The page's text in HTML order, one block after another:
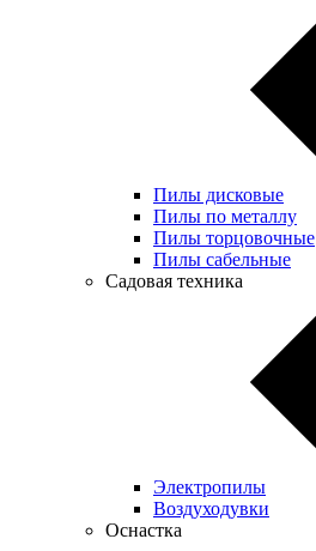
Пилы дисковые
Пилы по металлу
Пилы торцовочные
Пилы сабельные
Садовая техника
Электропилы
Воздуходувки
Оснастка